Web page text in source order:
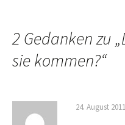
2 Gedanken zu „
sie kommen?“
24. August